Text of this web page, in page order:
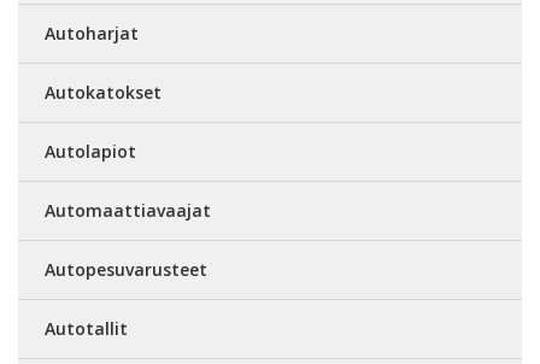
Autoharjat
Autokatokset
Autolapiot
Automaattiavaajat
Autopesuvarusteet
Autotallit